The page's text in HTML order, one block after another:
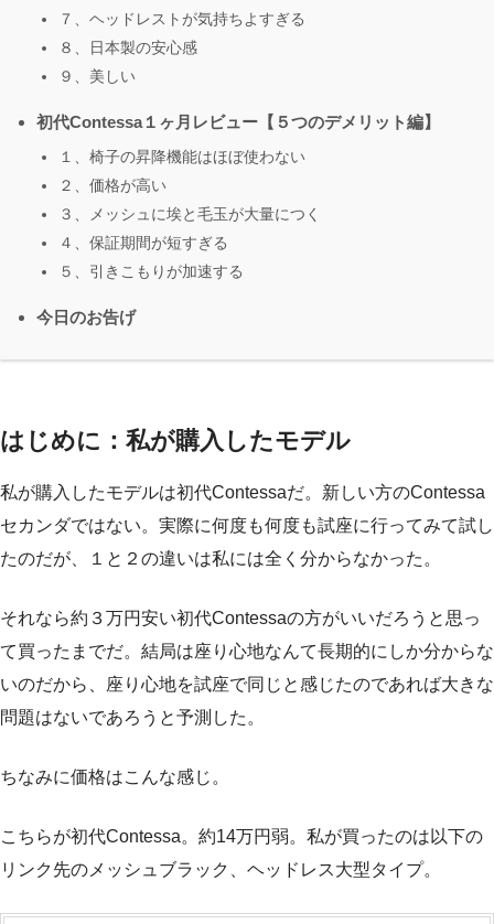
７、ヘッドレストが気持ちよすぎる
８、日本製の安心感
９、美しい
初代Contessa１ヶ月レビュー【５つのデメリット編】
１、椅子の昇降機能はほぼ使わない
２、価格が高い
３、メッシュに埃と毛玉が大量につく
４、保証期間が短すぎる
５、引きこもりが加速する
今日のお告げ
はじめに：私が購入したモデル
私が購入したモデルは初代Contessaだ。新しい方のContessa
セカンダではない。実際に何度も何度も試座に行ってみて試し
たのだが、１と２の違いは私には全く分からなかった。
それなら約３万円安い初代Contessaの方がいいだろうと思っ
て買ったまでだ。結局は座り心地なんて長期的にしか分からな
いのだから、座り心地を試座で同じと感じたのであれば大きな
問題はないであろうと予測した。
ちなみに価格はこんな感じ。
こちらが初代Contessa。約14万円弱。私が買ったのは以下の
リンク先のメッシュブラック、ヘッドレス大型タイプ。